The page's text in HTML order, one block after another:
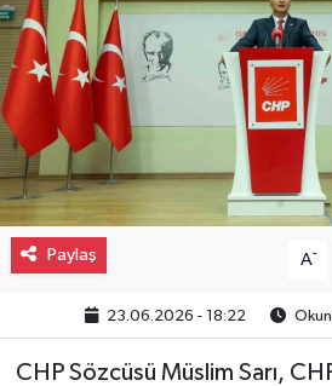
Paylaş A-
23.06.2026 - 18:22
CHP Sözcüsü Müslim Sarı,
Gayrimenkul
Spor
Eğitim